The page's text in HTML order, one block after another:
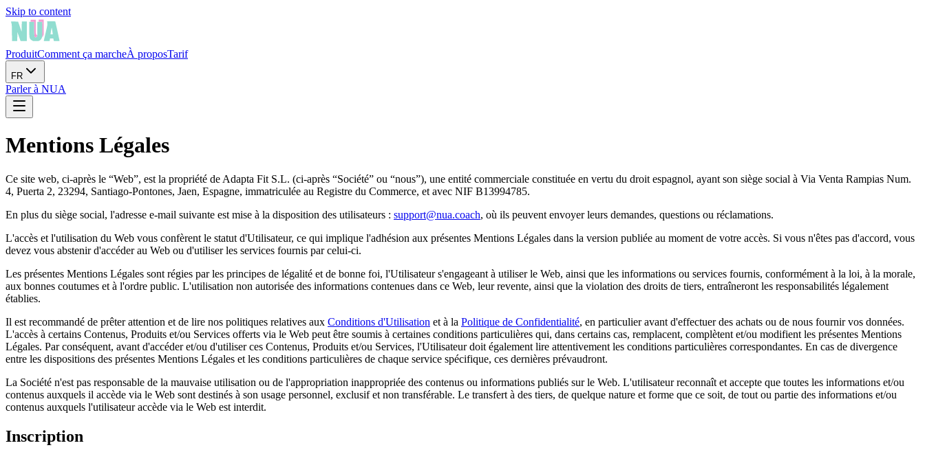
Skip to content
ProduitComment ça marcheÀ proposTarif
FR
Parler à NUA
Mentions Légales
Ce site web, ci-après le “Web”, est la propriété de Adapta Fit S.L. (ci-après “Société” ou “nous”), une entité commerciale constituée en vertu du droit espagnol, ayant son siège social à Via Venta Rampias Num.
4, Puerta 2, 23294, Santiago-Pontones, Jaen, Espagne, immatriculée au Registre du Commerce, et avec NIF B13994785.
En plus du siège social, l'adresse e-mail suivante est mise à la disposition des utilisateurs : support@nua.coach, où ils peuvent envoyer leurs demandes, questions ou réclamations.
L'accès et l'utilisation du Web vous confèrent le statut d'Utilisateur, ce qui implique l'adhésion aux présentes Mentions Légales dans la version publiée au moment de votre accès. Si vous n'êtes pas d'accord, vous
devez vous abstenir d'accéder au Web ou d'utiliser les services fournis par celui-ci.
Les présentes Mentions Légales sont régies par les principes de légalité et de bonne foi, l'Utilisateur s'engageant à utiliser le Web, ainsi que les informations ou services fournis, conformément à la loi, à la morale,
aux bonnes coutumes et à l'ordre public. L'utilisation non autorisée des informations contenues dans ce Web, leur revente, ainsi que la violation des droits de tiers, entraîneront les responsabilités légalement
établies.
Il est recommandé de prêter attention et de lire nos politiques relatives aux Conditions d'Utilisation et à la Politique de Confidentialité, en particulier avant d'effectuer des achats ou de nous fournir vos données.
L'accès à certains Contenus, Produits et/ou Services offerts via le Web peut être soumis à certaines conditions particulières qui, dans certains cas, remplacent, complètent et/ou modifient les présentes Mentions
Légales. Par conséquent, avant d'accéder et/ou d'utiliser ces Contenus, Produits et/ou Services, l'Utilisateur doit également lire attentivement les conditions particulières correspondantes. En cas de divergence
entre les dispositions des présentes Mentions Légales et les conditions particulières de chaque service spécifique, ces dernières prévaudront.
La Société n'est pas responsable de la mauvaise utilisation ou de l'appropriation inappropriée des contenus ou informations publiés sur le Web. L'utilisateur reconnaît et accepte que toutes les informations et/ou
contenus auxquels il accède via le Web sont destinés à son usage personnel, exclusif et non transférable. Le transfert à des tiers, de quelque nature et forme que ce soit, de tout ou partie des informations et/ou
contenus auxquels l'utilisateur accède via le Web est interdit.
Inscription